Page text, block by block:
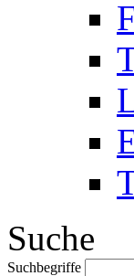
Suche
Suchbegriffe